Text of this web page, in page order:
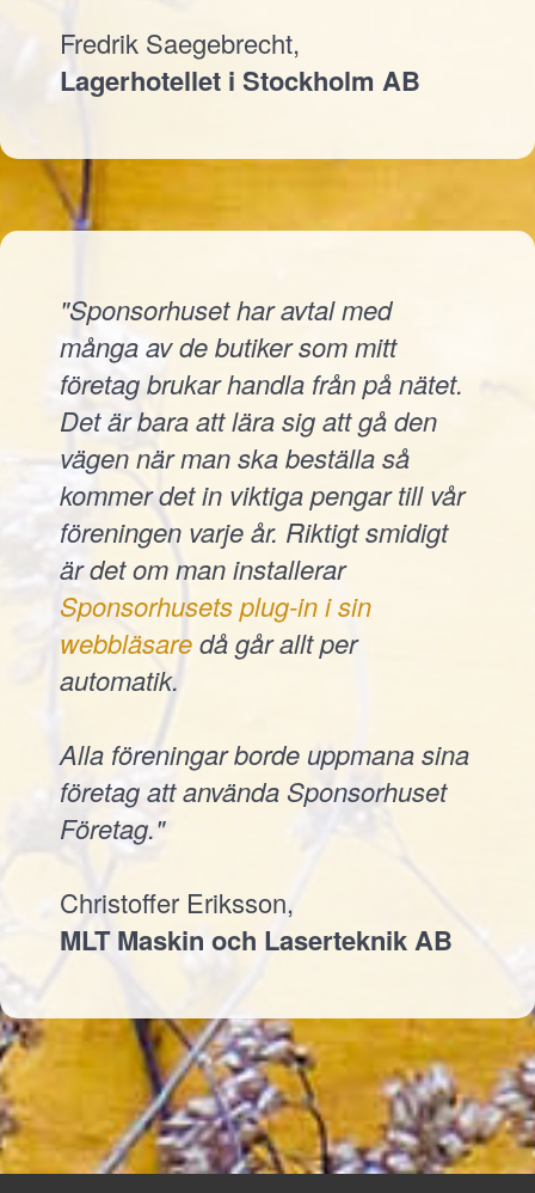
Fredrik Saegebrecht,
Lagerhotellet i Stockholm AB
"Sponsorhuset har avtal med
många av de butiker som mitt
företag brukar handla från på nätet.
Det är bara att lära sig att gå den
vägen när man ska beställa så
kommer det in viktiga pengar till vår
föreningen varje år. Riktigt smidigt
är det om man installerar
Sponsorhusets plug-in i sin
webbläsaredå går allt per
automatik.
Alla föreningar borde uppmana sina
företag att använda Sponsorhuset
Företag."
Christoffer Eriksson,
MLT Maskin och Laserteknik AB